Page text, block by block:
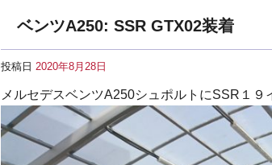
ベンツA250: SSR GTX02装着
投稿日 2020年8月28日
メルセデスベンツA250シュポルトにSSR１９